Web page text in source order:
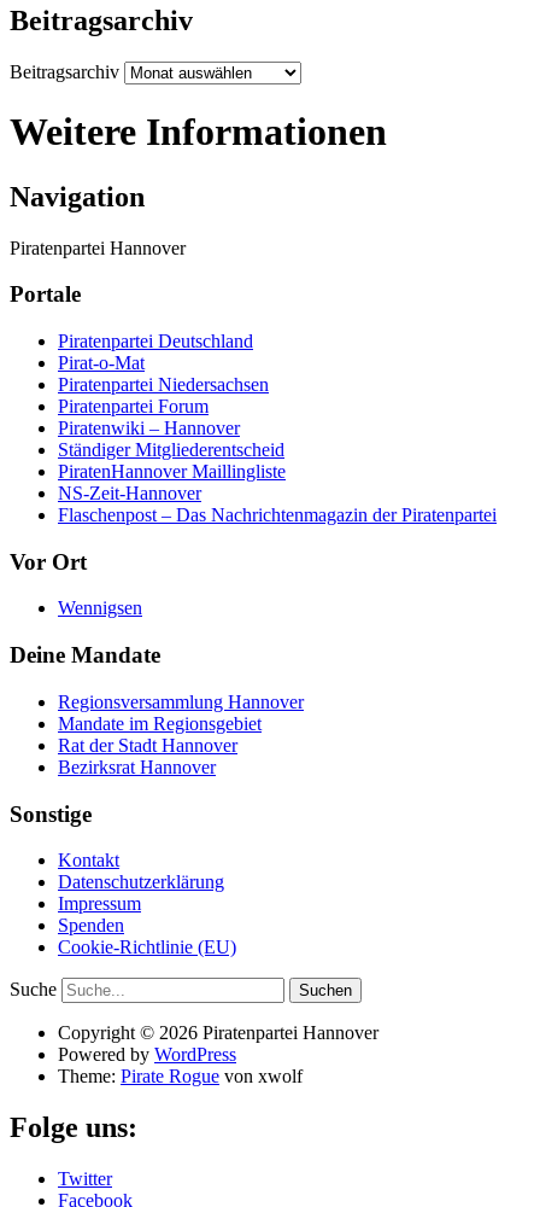
Beitragsarchiv
Beitragsarchiv
Weitere Informationen
Navigation
Piratenpartei Hannover
Portale
Piratenpartei Deutschland
Pirat-o-Mat
Piratenpartei Niedersachsen
Piratenpartei Forum
Piratenwiki – Hannover
Ständiger Mitgliederentscheid
PiratenHannover Maillingliste
NS-Zeit-Hannover
Flaschenpost – Das Nachrichtenmagazin der Piratenpartei
Vor Ort
Wennigsen
Deine Mandate
Regionsversammlung Hannover
Mandate im Regionsgebiet
Rat der Stadt Hannover
Bezirksrat Hannover
Sonstige
Kontakt
Datenschutzerklärung
Impressum
Spenden
Cookie-Richtlinie (EU)
Suche
Copyright © 2026 Piratenpartei Hannover
Powered by WordPress
Theme: Pirate Rogue von xwolf
Folge uns:
Twitter
Facebook